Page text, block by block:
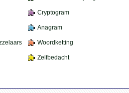
Cryptogram
Anagram
Woordketting
Zelfbedacht